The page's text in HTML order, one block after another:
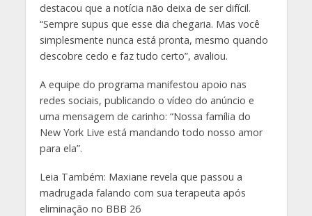
destacou que a notícia não deixa de ser difícil.
“Sempre supus que esse dia chegaria. Mas você
simplesmente nunca está pronta, mesmo quando
descobre cedo e faz tudo certo”, avaliou.
A equipe do programa manifestou apoio nas
redes sociais, publicando o vídeo do anúncio e
uma mensagem de carinho: “Nossa família do
New York Live está mandando todo nosso amor
para ela”.
Leia Também: Maxiane revela que passou a
madrugada falando com sua terapeuta após
eliminação no BBB 26